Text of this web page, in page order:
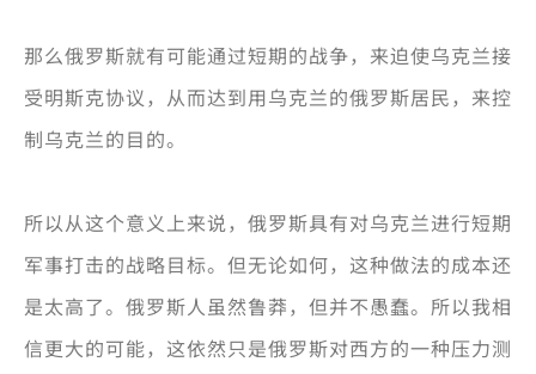
那么俄罗斯就有可能通过短期的战争，来迫使乌克兰接
受明斯克协议，从而达到用乌克兰的俄罗斯居民，来控
制乌克兰的目的。
所以从这个意义上来说，俄罗斯具有对乌克兰进行短期
军事打击的战略目标。但无论如何，这种做法的成本还
是太高了。俄罗斯人虽然鲁莽，但并不愚蠢。所以我相
信更大的可能，这依然只是俄罗斯对西方的一种压力测